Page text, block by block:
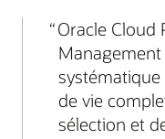
Oracle Cloud
de vie
sélection et